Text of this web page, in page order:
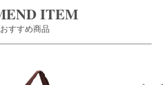
ITEM
すすめ商品